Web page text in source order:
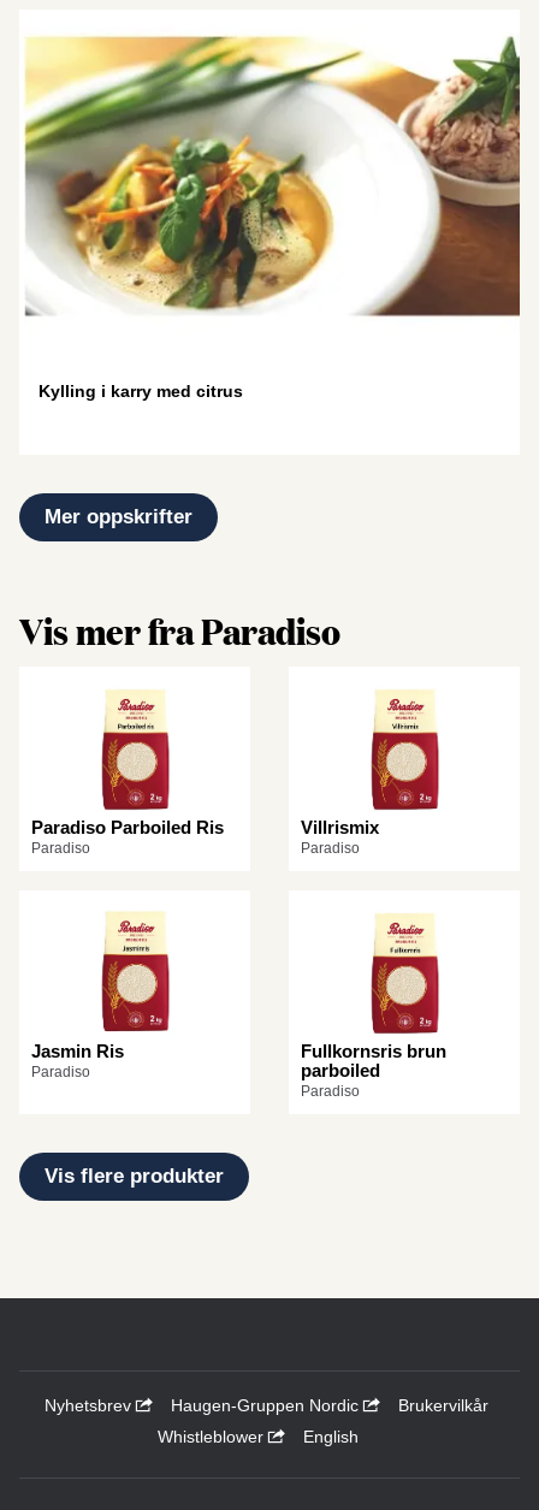
Kylling i karry med citrus
Mer oppskrifter
Vis mer fra Paradiso
Paradiso Parboiled Ris
Paradiso
Villrismix
Paradiso
Jasmin Ris
Paradiso
Fullkornsris brun
parboiled
Paradiso
Vis flere produkter
Nyhetsbrev Haugen-Gruppen Nordic
Brukervilkår
Whistleblower
English